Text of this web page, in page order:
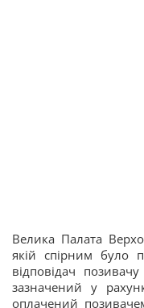
Велика Палата
якій спірним було
відповідач
зазначений у
оплачений